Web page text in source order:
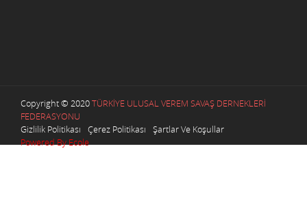
Copyright © 2020TÜRKİYE ULUSAL VEREM SAVAŞ DERNEKLERİ
FEDERASYONU
Gizlilik Politikası
Çerez Politikası
Şartlar Ve Koşullar
Powered By Ecole